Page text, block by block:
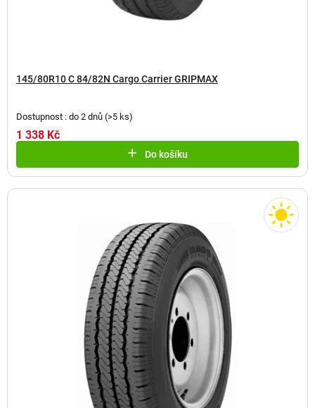
145/80R10 C 84/82N Cargo Carrier GRIPMAX
Dostupnost : do 2 dnů (>5 ks)
1 338 Kč
Do košíku